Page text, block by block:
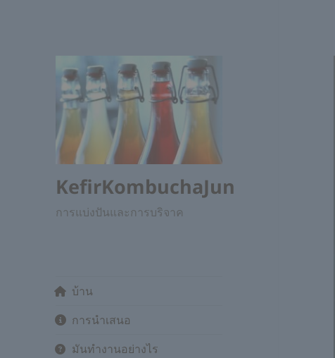
KefirKombuchaJun
การแบ่งปันและการบริจาค
บ้าน
การนำเสนอ
มันทำงานอย่างไร